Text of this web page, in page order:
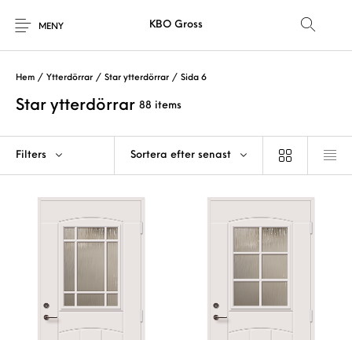
MENY KBO Gross
Hem / Ytterdörrar / Star ytterdörrar / Sida 6
Star ytterdörrar 88 items
Filters Sortera efter senast